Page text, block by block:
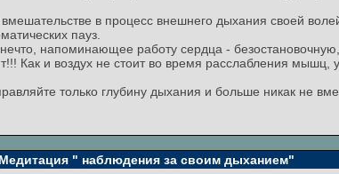
в процесс внешнего дыхания своей
пауз.
напоминающее работу сердца -
Как и воздух не стоит во время расслабления мышц,
только глубину дыхания и больше никак не
" наблюдения за своим дыханием"